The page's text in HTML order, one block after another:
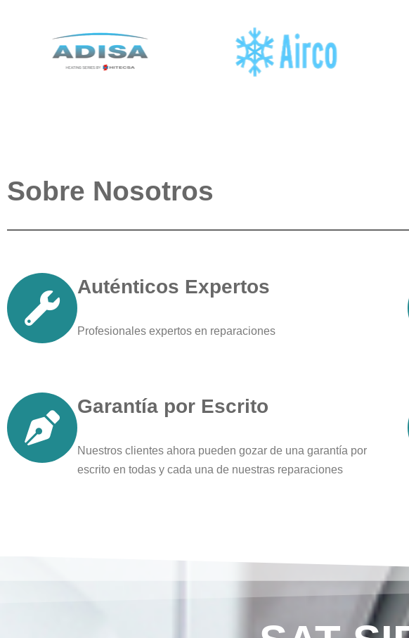
Sobre Nosotros
Auténticos Expertos
Profesionales expertos en reparaciones
Garantía por Escrito
Nuestros clientes ahora pueden gozar de una garantía por
escrito en todas y cada una de nuestras reparaciones